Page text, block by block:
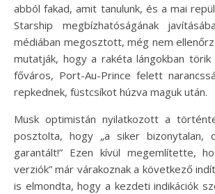
abból fakad, amit tanulunk, és a mai
Starship megbízhatóságának
médiában megosztott, még nem
mutatják, hogy a rakéta lángokban
főváros, Port-Au-Prince felett
repkednek, füstcsíkot húzva maguk után.
Musk optimistán nyilatkozott a
posztolta, hogy „a siker bizonytalan,
garantált!” Ezen kívül megemlítette,
verziók” már várakoznak a következő
is elmondta, hogy a kezdeti indikációk